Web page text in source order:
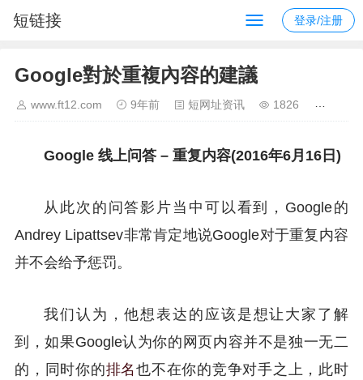
短链接 登录/注册
Google對於重複內容的建議
www.ft12.com 9年前 短网址资讯 1826
Google 线上问答 – 重复内容(2016年6月16日)
从此次的问答影片当中可以看到，Google的
Andrey Lipattsev非常肯定地说Google对于重复内容
并不会给予惩罚。
我们认为，他想表达的应该是想让大家了解
到，如果Google认为你的网页内容并不是独一无二
的，同时你的排名也不在你的竞争对手之上，此时